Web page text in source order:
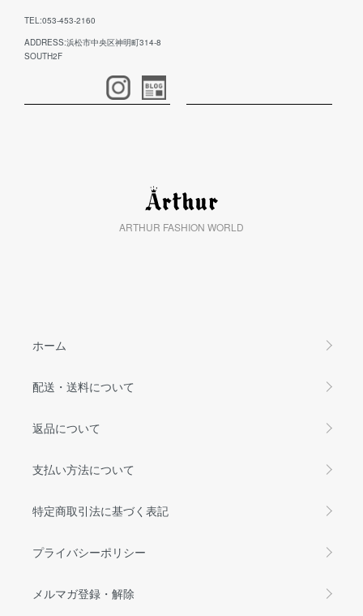
TEL:053-453-2160
ADDRESS:浜松市中央区神明町314-8
SOUTH2F
ARTHUR FASHION WORLD
ホーム
配送・送料について
返品について
支払い方法について
特定商取引法に基づく表記
プライバシーポリシー
メルマガ登録・解除